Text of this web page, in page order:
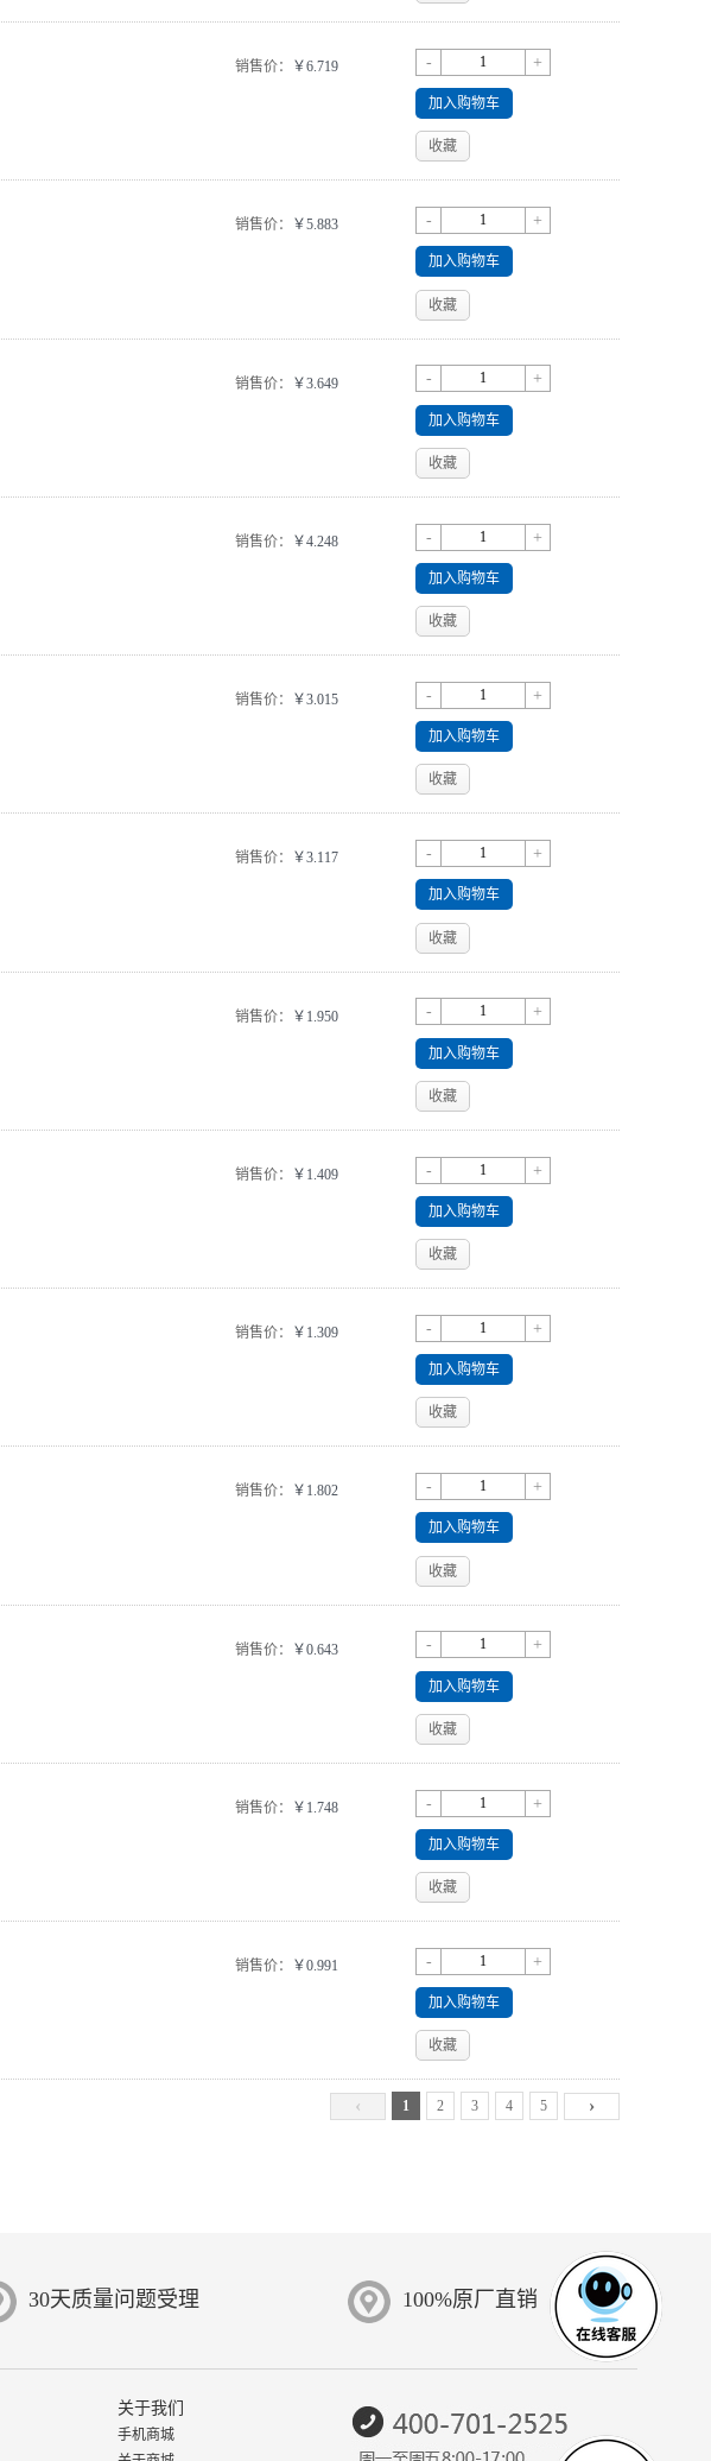
- +
加入购物车
收藏
销售价： ￥6.719
- +
加入购物车
收藏
销售价： ￥5.883
- +
加入购物车
收藏
销售价： ￥3.649
- +
加入购物车
收藏
销售价： ￥4.248
- +
加入购物车
收藏
销售价： ￥3.015
- +
加入购物车
收藏
销售价： ￥3.117
- +
加入购物车
收藏
销售价： ￥1.950
- +
加入购物车
收藏
销售价： ￥1.409
- +
加入购物车
收藏
销售价： ￥1.309
- +
加入购物车
收藏
销售价： ￥1.802
- +
加入购物车
收藏
销售价： ￥0.643
- +
加入购物车
收藏
销售价： ￥1.748
- +
加入购物车
收藏
销售价： ￥0.991
‹ 1 2 3 4 5 ›
30天质量问题受理 100%原厂直销
关于我们
手机商城